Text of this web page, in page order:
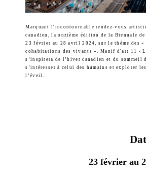
Marquant l'incontournable rendez-vous
canadien, la onzième édition de la Biennale de
23 février au 28 avril 2024, sur le thème des «
cohabitations des vivants ». Manif d'art 11 -
s’inspirera de l’hiver canadien et du sommeil
s’intéresser à celui des humains et explorer
l’éveil.
23 février au